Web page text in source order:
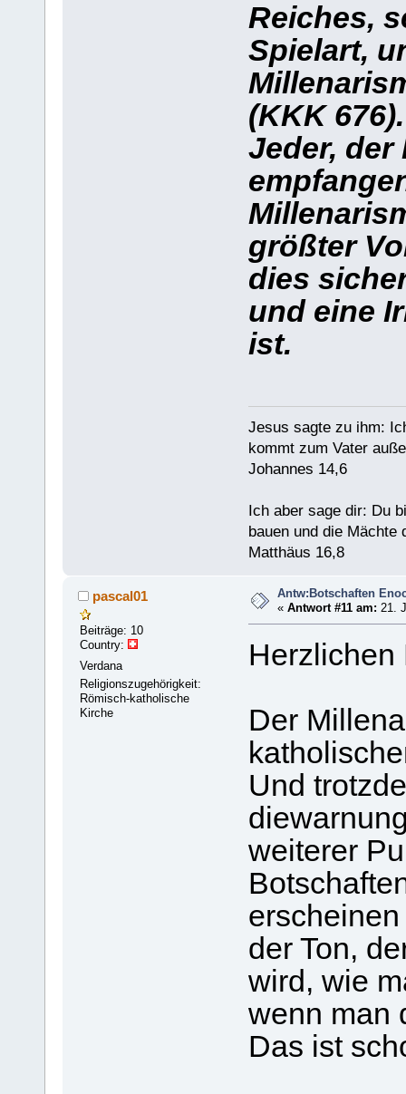
Reiches,
Spielart,
(KKK 676).
Jeder, der
größter
dies
und eine
ist.
Jesus sagte zu ihm:
kommt zum Vater
Johannes 14,6
Ich aber sage dir: Du
bauen und die Mächte
Matthäus 16,8
pascal01
Beiträge: 10
Country:
Verdana
Religionszugehörigkeit:
Römisch-katholische
Kirche
Antw:Botschaften
«Antwort #11 am: 21.
Herzlichen
Der
Und
weiterer
der Ton,
wird, wie
wenn man
Das ist